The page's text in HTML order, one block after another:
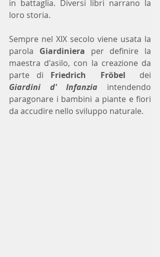
in battaglia. Diversi libri narrano la
loro storia.
Sempre nel XIX secolo viene usata la
parola Giardiniera per definire la
maestra d'asilo, con la creazione da
parte di Friedrich  Fröbel
Giardini d' Infanzia intendendo
paragonare i bambini a piante e fiori
da accudire nello sviluppo naturale.